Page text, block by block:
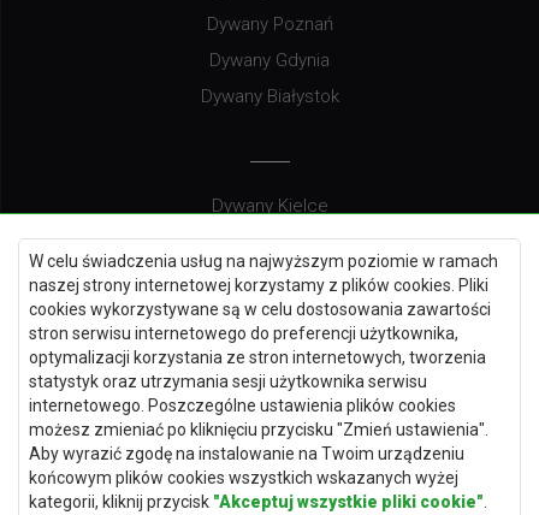
W celu świadczenia usług na najwyższym poziomie w ramach
naszej strony internetowej korzystamy z plików cookies. Pliki
cookies wykorzystywane są w celu dostosowania zawartości
stron serwisu internetowego do preferencji użytkownika,
optymalizacji korzystania ze stron internetowych, tworzenia
statystyk oraz utrzymania sesji użytkownika serwisu
internetowego. Poszczególne ustawienia plików cookies
możesz zmieniać po kliknięciu przycisku "Zmień ustawienia".
Aby wyrazić zgodę na instalowanie na Twoim urządzeniu
końcowym plików cookies wszystkich wskazanych wyżej
kategorii, kliknij przycisk "Akceptuj wszystkie pliki cookie"
Dywany Poznań
Dywany Gdynia
Dywany Białystok
Dywany Kielce
Dywany Gdańsk
Dywany Toruń
Dywany Bydgoszcz
Dywany Łódź
Dywany Katowice
Dywany Rzeszów